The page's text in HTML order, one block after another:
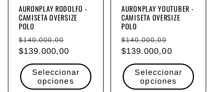
AURONPLAY RODOLFO -
CAMISETA OVERSIZE
POLO
Precio
habitual
$140.000,00
oferta
$139.000,00
Seleccionar
opciones
AURONPLAY YOUTUBER -
CAMISETA OVERSIZE
POLO
Precio
habitual
$140.000,00
oferta
$139.000,00
Seleccionar
opciones